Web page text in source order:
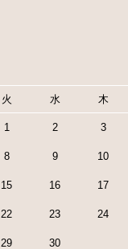
火 水 木
1 2 3
8 9 10
15 16 17
22 23 24
29 30